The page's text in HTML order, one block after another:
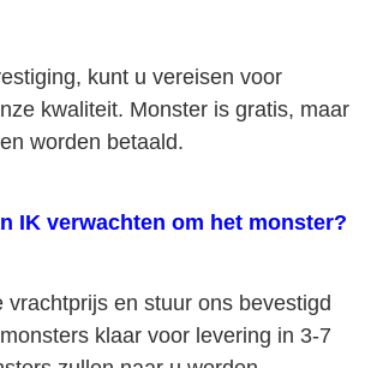
kunt u vereisen voor
kwaliteit. Monster is gratis, maar
worden betaald.
IK verwachten om het monster?
vrachtprijs en stuur ons bevestigd
klaar voor levering in 3-7